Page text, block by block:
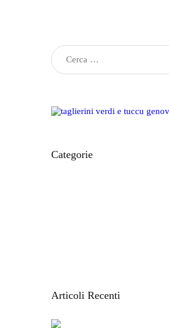
Ricerca
Categorie
Articoli Recenti